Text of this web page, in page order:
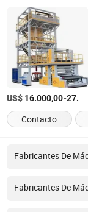
US$ 16.000,00-27.740,00
Contacto